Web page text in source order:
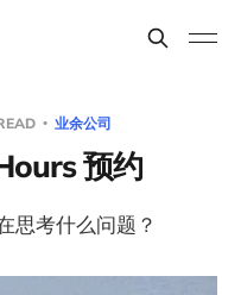
业余公司
预约
思考什么问题？